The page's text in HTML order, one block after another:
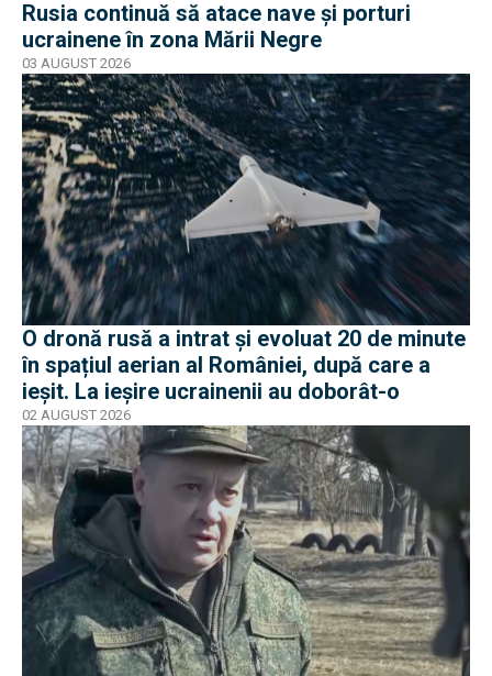
Rusia continuă să atace nave și porturi
ucrainene în zona Mării Negre
03 AUGUST 2026
O dronă rusă a intrat și evoluat 20 de minute
în spațiul aerian al României, după care a
ieșit. La ieșire ucrainenii au doborât-o
02 AUGUST 2026